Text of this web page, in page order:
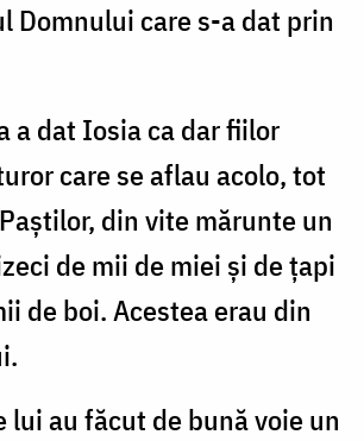
Domnului care s-a dat prin
a dat Iosia ca dar fiilor
care se aflau acolo, tot
din vite mărunte un
de mii de miei şi de ţapi
de boi. Acestea erau din
lui au făcut de bună voie un